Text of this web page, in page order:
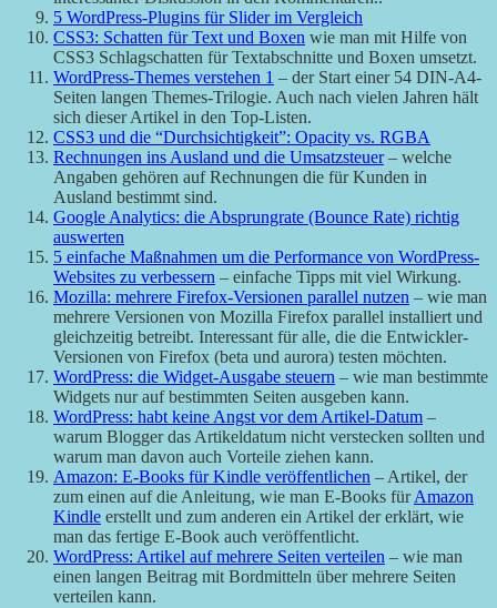
5 WordPress-Plugins für Slider im Vergleich
CSS3: Schatten für Text und Boxen wie man mit Hilfe von
CSS3 Schlagschatten für Textabschnitte und Boxen umsetzt.
WordPress-Themes verstehen 1 – der Start einer 54 DIN-A4-
Seiten langen Themes-Trilogie. Auch nach vielen Jahren hält
sich dieser Artikel in den Top-Listen.
CSS3 und die “Durchsichtigkeit”: Opacity vs. RGBA
Rechnungen ins Ausland und die Umsatzsteuer​​​​​ – welche
Angaben gehören auf Rechnungen die für Kunden in
Ausland bestimmt sind.
Google Analytics: die Absprungrate (Bounce Rate) richtig
auswerten
5 einfache Maßnahmen um die Performance von WordPress-
Websites zu verbessern – einfache Tipps mit viel Wirkung.
Mozilla: mehrere Firefox-Versionen parallel nutzen – wie man
mehrere Versionen von Mozilla Firefox parallel installiert und
gleichzeitig betreibt. Interessant für alle, die die Entwickler-
Versionen von Firefox (beta und aurora) testen möchten.
WordPress: die Widget-Ausgabe steuern – wie man bestimmte
Widgets nur auf bestimmten Seiten ausgeben kann.
WordPress: habt keine Angst vor dem Artikel-Datum –
warum Blogger das Artikeldatum nicht verstecken sollten und
warum man davon auch Vorteile ziehen kann.
Amazon: E-Books für Kindle veröffentlichen – Artikel, der
zum einen auf die Anleitung, wie man E-Books fürAmazon
Kindle erstellt und zum anderen ein Artikel der erklärt, wie
man das fertige E-Book auch veröffentlicht.
WordPress: Artikel auf mehrere Seiten verteilen – wie man
einen langen Beitrag mit Bordmitteln über mehrere Seiten
verteilen kann.